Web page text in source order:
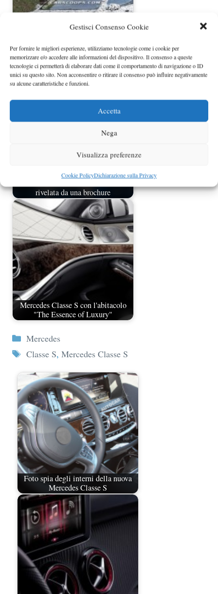
Gestisci Consenso Cookie
Per fornire le migliori esperienze, utilizziamo tecnologie come i cookie per
memorizzare e/o accedere alle informazioni del dispositivo. Il consenso a queste
tecnologie ci permetterà di elaborare dati come il comportamento di navigazione o ID
unici su questo sito. Non acconsentire o ritirare il consenso può influire negativamente
su alcune caratteristiche e funzioni.
Accetta
Nega
Visualizza preferenze
Cookie PolicyDichiarazione sulla Privacy
Nuova Mercedes Classe S Coupé
ancora spiata su strada
rivelata da una brochure
Mercedes Classe S con l'abitacolo
"The Essence of Luxury"
Categorie
Mercedes
Tag
Classe S, Mercedes Classe S
Foto spia degli interni della nuova
Mercedes Classe S